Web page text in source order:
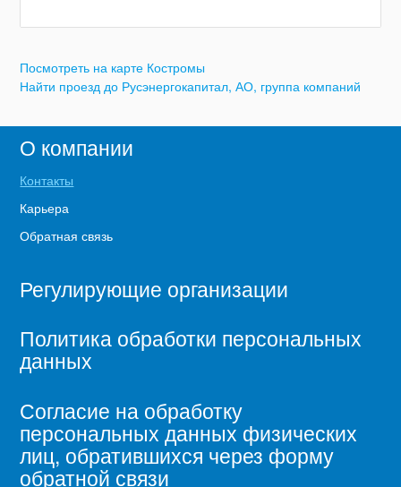
Посмотреть на карте Костромы
Найти проезд до Русэнергокапитал, АО, группа компаний
О компании
Контакты
Карьера
Обратная связь
Регулирующие организации
Политика обработки персональных
данных
Согласие на обработку
персональных данных физических
лиц, обратившихся через форму
обратной связи